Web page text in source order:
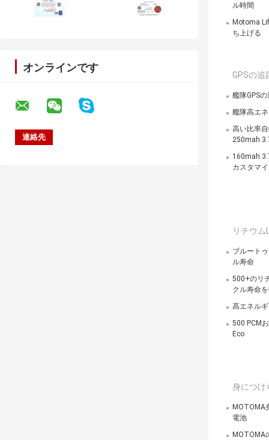
オンラインです
ル時間
Motoma
ち上げる
GPSの追
艦隊GPS
艦隊高エ
高い比率
250mah
160mah
カスタマ
リチウ
ブルート
ル寿命
500+のリ
クル寿命
高エネル
500 PCM
Eco
身につけ
MOTOMA
電池
MOTOMA